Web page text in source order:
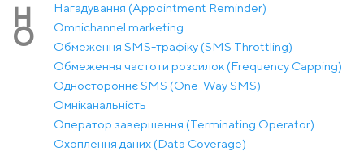
Н Нагадування (Appointment Reminder)
О
Оmnichannel marketing
Обмеження SMS-трафіку (SMS Throttling)
Обмеження частоти розсилок (Frequency Capping)
Одностороннє SMS (One-Way SMS)
Омніканальність
Оператор завершення (Terminating Operator)
Охоплення даних (Data Coverage)